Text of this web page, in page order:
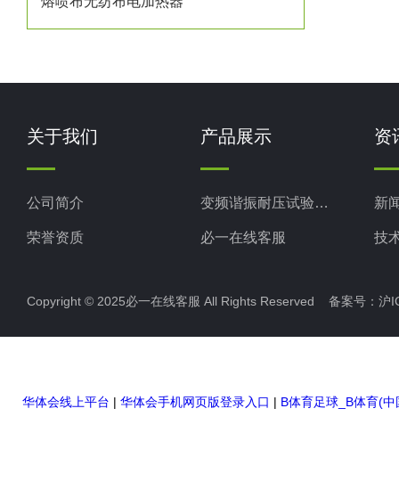
关于我们
公司简介
荣誉资质
产品展示
变频谐振耐压试验装置
必一在线客服
防雷检测仪器设备
高压无线核相仪
双钳相位伏安表
资
新
技
Copyright © 2025必一在线客服 All Rights Reserved 备案号： 沪
华体会线上平台 | 华体会手机网页版登录入口 | B体育足球_B体育(中